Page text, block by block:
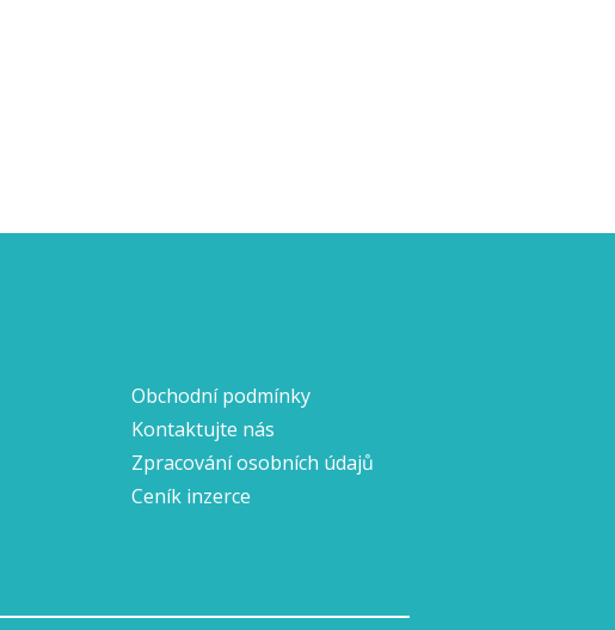
Obchodní podmínky
Kontaktujte nás
Zpracování osobních údajů
Ceník inzerce